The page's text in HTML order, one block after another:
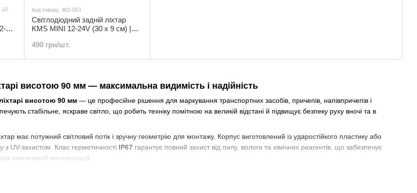
висотою 90 мм — максимальна видимість і надійність
висотою 90 мм — це професійне рішення для маркування транспортних засобів, причепів, напівпричепів і
стабільне, яскраве світло, що робить техніку помітною на великій відстані й підвищує безпеку руху вночі та в
має потужний світловий потік і зручну геометрію для монтажу. Корпус виготовлений із ударостійкого пластику або
з UV-захистом. Клас герметичності IP67 гарантує повний захист від пилу, вологи та хімічних реагентів, що забезпечує
інтенсивній експлуатації.
10 Код товару: ФО-053
Світлодіодний задній ліхтар
KMS MINI 12-24V (30 х 9 см) |
490 грн/шт.